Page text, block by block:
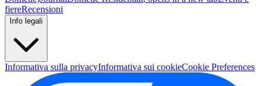
fiereRecensioni
Info legali
Informativa sulla privacyInformativa sui cookieCookie Preferences